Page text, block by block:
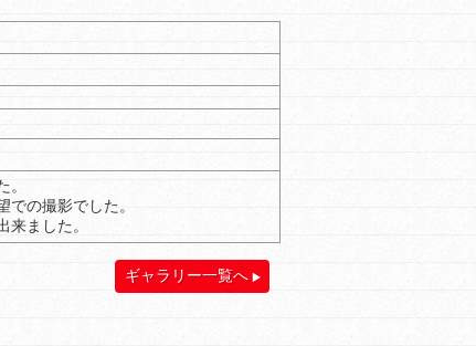
の撮影でした。
ました。
ギャラリー一覧へ